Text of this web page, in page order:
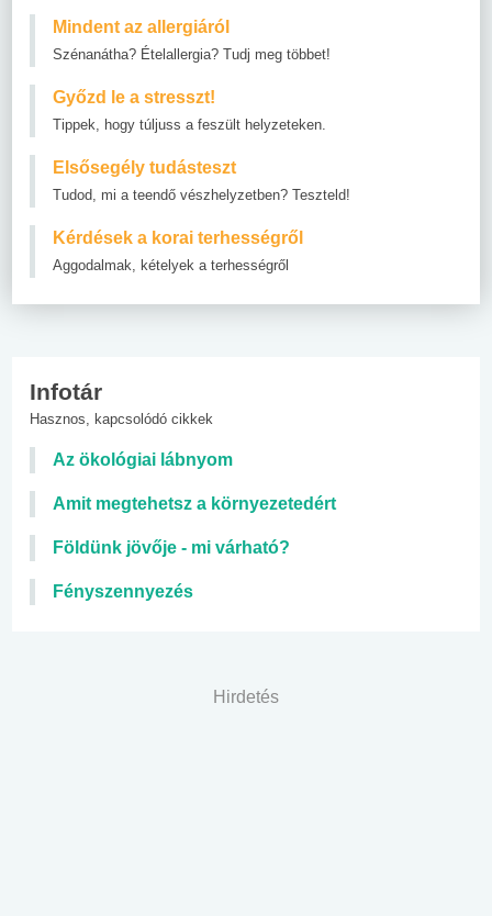
Mindent az allergiáról
Szénanátha? Ételallergia? Tudj meg többet!
Győzd le a stresszt!
Tippek, hogy túljuss a feszült helyzeteken.
Elsősegély tudásteszt
Tudod, mi a teendő vészhelyzetben? Teszteld!
Kérdések a korai terhességről
Aggodalmak, kételyek a terhességről
Infotár
Hasznos, kapcsolódó cikkek
Az ökológiai lábnyom
Amit megtehetsz a környezetedért
Földünk jövője - mi várható?
Fényszennyezés
Hirdetés